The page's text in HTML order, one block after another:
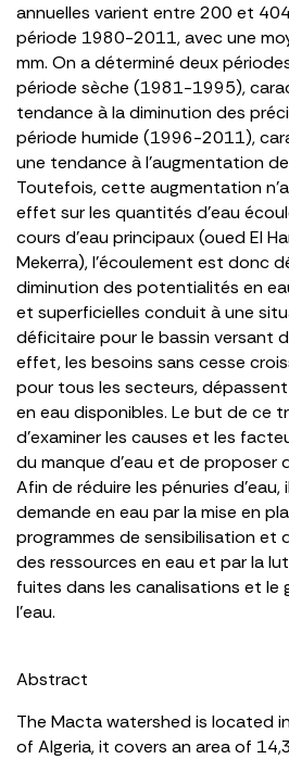
annuelles varient entre 200 et
période 1980-2011, avec une
mm. On a déterminé deux
période sèche (1981-1995),
tendance à la diminution des
période humide (1996-2011),
une tendance à l’augmentation
Toutefois, cette augmentation
effet sur les quantités d’eau
cours d’eau principaux (oued El
Mekerra), l’écoulement est donc
diminution des potentialités en
et superficielles conduit à une
déficitaire pour le bassin versant
effet, les besoins sans cesse
pour tous les secteurs,
en eau disponibles. Le but de ce
d’examiner les causes et les
du manque d’eau et de proposer
Afin de réduire les pénuries d’eau,
demande en eau par la mise en
programmes de sensibilisation et
des ressources en eau et par la
fuites dans les canalisations et le
l’eau.
Abstract
The Macta watershed is located
of Algeria, it covers an area of